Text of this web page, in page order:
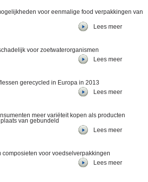
voor eenmalige food verpakkingen van
Lees meer
voor zoetwaterorganismen
Lees meer
gerecycled in Europa in 2013
Lees meer
meer variëteit kopen als producten
van gebundeld
Lees meer
composieten voor voedselverpakkingen
Lees meer